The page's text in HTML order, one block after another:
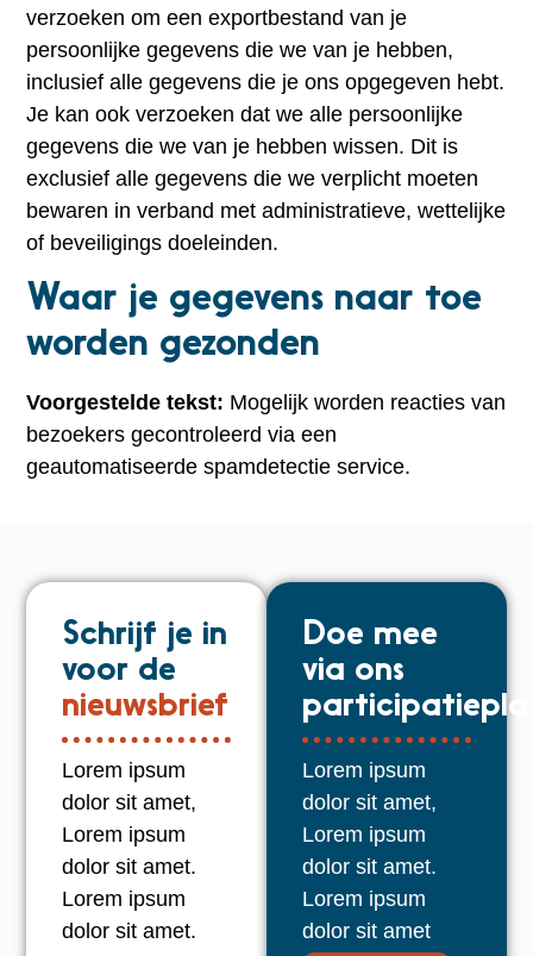
verzoeken om een exportbestand van je
persoonlijke gegevens die we van je hebben,
inclusief alle gegevens die je ons opgegeven hebt.
Je kan ook verzoeken dat we alle persoonlijke
gegevens die we van je hebben wissen. Dit is
exclusief alle gegevens die we verplicht moeten
bewaren in verband met administratieve, wettelijke
of beveiligings doeleinden.
Waar je gegevens naar toe
worden gezonden
Voorgestelde tekst: Mogelijk worden reacties van
bezoekers gecontroleerd via een
geautomatiseerde spamdetectie service.
Schrijf je in
voor de
nieuwsbrief
Lorem ipsum
dolor sit amet,
Lorem ipsum
dolor sit amet.
Lorem ipsum
dolor sit amet.
Doe mee
via ons
Lorem ipsum
dolor sit amet,
Lorem ipsum
dolor sit amet.
Lorem ipsum
dolor sit amet